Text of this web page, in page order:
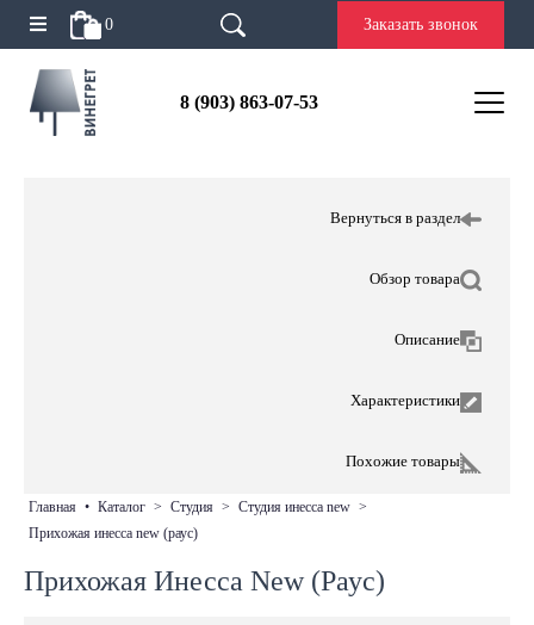
0 Заказать звонок
8 (903) 863-07-53
Вернуться в раздел
Обзор товара
Описание
Характеристики
Похожие товары
главная • каталог > студия > студия инесса new >
прихожая инесса new (раус)
Прихожая Инесса New (Раус)